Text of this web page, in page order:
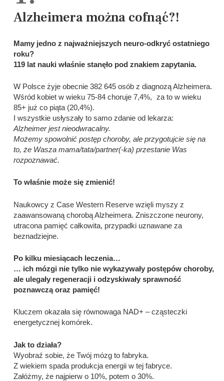
Alzheimera można cofnąć?!
Mamy jedno z najważniejszych neuro-odkryć ostatniego
roku?
119 lat nauki właśnie stanęło pod znakiem zapytania.
W Polsce żyje obecnie 382 645 osób z diagnozą Alzheimera.
Wśród kobiet w wieku 75-84 choruje 7,4%, za to w wieku
85+ już co piąta (20,4%).
I wszystkie usłyszały to samo zdanie od lekarza:
Alzheimer jest nieodwracalny.
Możemy spowolnić postęp choroby, ale przygotujcie się na
to, że Wasza mama/tata/partner(-ka) przestanie Was
rozpoznawać.
To właśnie może się zmienić!
Naukowcy z Case Western Reserve wzięli myszy z
zaawansowaną chorobą Alzheimera. Zniszczone neurony,
utracona pamięć całkowita, przypadki uznawane za
beznadziejne.
Po kilku miesiącach leczenia…
… ich mózgi nie tylko nie wykazywały postępów choroby,
ale ulegały regeneracji i odzyskiwały sprawność
poznawczą oraz pamięć!
Kluczem okazała się równowaga NAD+ – cząsteczki
energetycznej komórek.
Jak to działa?
Wyobraź sobie, że Twój mózg to fabryka.
Z wiekiem spada produkcja energii w tej fabryce.
Załóżmy, że najpierw o 10%, potem o 30%.